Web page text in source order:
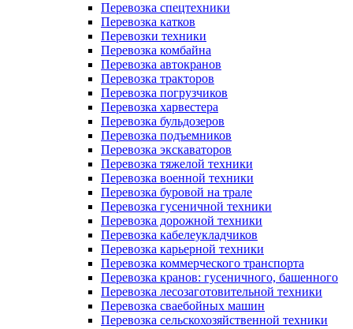
Перевозка спецтехники
Перевозка катков
Перевозки техники
Перевозка комбайна
Перевозка автокранов
Перевозка тракторов
Перевозка погрузчиков
Перевозка харвестера
Перевозка бульдозеров
Перевозка подъемников
Перевозка экскаваторов
Перевозка тяжелой техники
Перевозка военной техники
Перевозка буровой на трале
Перевозка гусеничной техники
Перевозка дорожной техники
Перевозка кабелеукладчиков
Перевозка карьерной техники
Перевозка коммерческого транспорта
Перевозка кранов: гусеничного, башенного
Перевозка лесозаготовительной техники
Перевозка сваебойных машин
Перевозка сельскохозяйственной техники